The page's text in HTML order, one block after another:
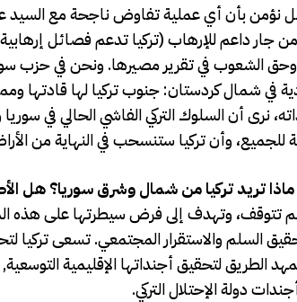
نؤمن بأن أي عملية تفاوض ناجحة مع السيد
من جار داعم للإرهاب (تركيا تدعم فصائل
وحق الشعوب في تقرير مصيرها. ونحن في حزب
في شمال كردستان: جنوب تركيا لها قادتها
نرى أن السلوك التركي الفاشي الحالي في
وأن تركيا ستنسحب في النهاية من
ماذا تريد تركيا من شمال وشرق سوريا؟ هل
تتوقف، وتهدف إلى فرض سيطرتها على هذه
السلم والاستقرار المجتمعي. تسعى
الطريق لتحقيق أجنداتها الإقليمية
دولة الإحتلال التركي.